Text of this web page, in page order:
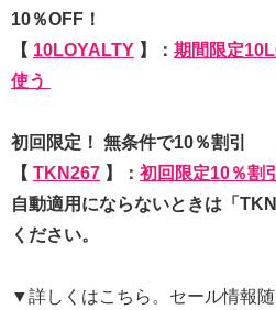
10％OFF！
【 10LOYALTY 】： 期間限定
使う
初回限定！ 無条件で10％割引
【 TKN267 】： 初回限定10％割
自動適用にならないときは「
ください。
▼詳しくはこちら。セール情報随